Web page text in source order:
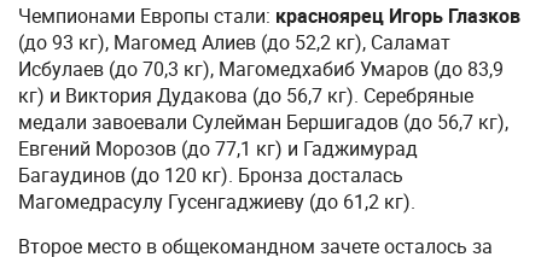
Чемпионами Европы стали: красноярец Игорь Глазков
(до 93 кг), Магомед Алиев (до 52,2 кг), Саламат
Исбулаев (до 70,3 кг), Магомедхабиб Умаров (до 83,9
кг) и Виктория Дудакова (до 56,7 кг). Серебряные
медали завоевали Сулейман Бершигадов (до 56,7 кг),
Евгений Морозов (до 77,1 кг) и Гаджимурад
Багаудинов (до 120 кг). Бронза досталась
Магомедрасулу Гусенгаджиеву (до 61,2 кг).
Второе место в общекомандном зачете осталось за